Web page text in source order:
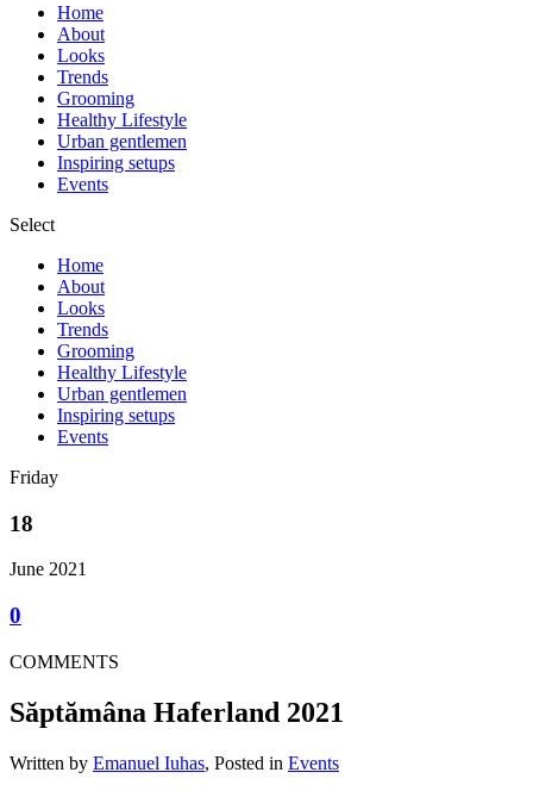
Home
About
Looks
Trends
Grooming
Healthy Lifestyle
Urban gentlemen
Inspiring setups
Events
Select
Home
About
Looks
Trends
Grooming
Healthy Lifestyle
Urban gentlemen
Inspiring setups
Events
Friday
18
June 2021
0
COMMENTS
Săptămâna Haferland 2021
Written by Emanuel Iuhas, Posted in Events